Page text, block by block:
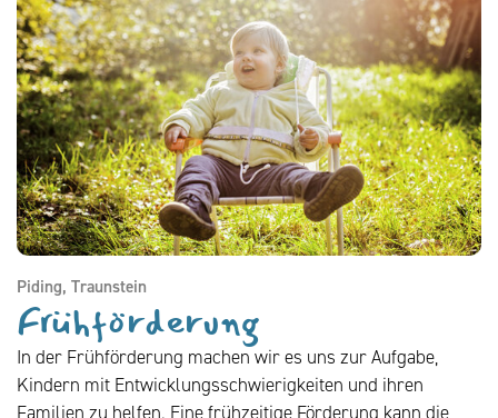
Piding, Traunstein
Frühförderung
In der Frühförderung machen wir es uns zur Aufgabe,
Kindern mit Entwicklungsschwierigkeiten und ihren
Familien zu helfen. Eine frühzeitige Förderung kann die